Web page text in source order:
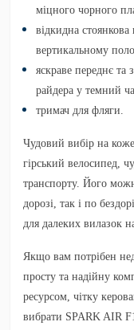
міцного чорного
відкидна
вертикальному
яскраве переднє та
райдера у темний
тримач для фляги.
Чудовий вибір на
гірський велосипед,
транспорту. Його
дорозі, так і по
для далеких вилазок
Якщо вам потрібен
просту та надійну
ресурсом, чітку
вибрати SPARK AIR